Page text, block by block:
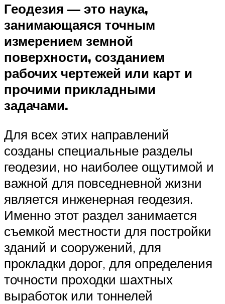
Геодезия — это наука,
занимающаяся точным
измерением земной
поверхности, созданием
рабочих чертежей или карт и
прочими прикладными
задачами.
Для всех этих направлений
созданы специальные разделы
геодезии, но наиболее ощутимой и
важной для повседневной жизни
является инженерная геодезия.
Именно этот раздел занимается
съемкой местности для постройки
зданий и сооружений, для
прокладки дорог, для определения
точности проходки шахтных
выработок или тоннелей